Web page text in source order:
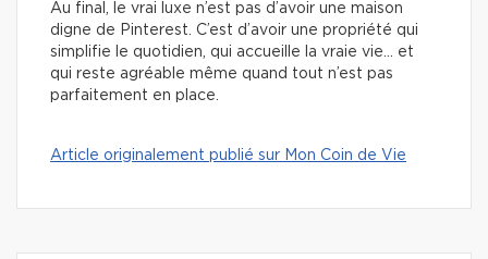
Au final, le vrai luxe n’est pas d’avoir une maison
digne de Pinterest. C’est d’avoir une propriété qui
simplifie le quotidien, qui accueille la vraie vie… et
qui reste agréable même quand tout n’est pas
parfaitement en place.
Article originalement publié sur Mon Coin de Vie